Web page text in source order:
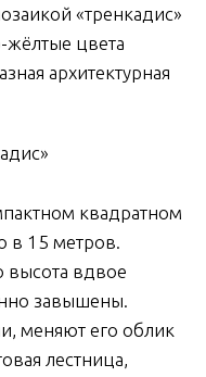
«тренкадис»
жёлтые цвета
архитектурная
квадратном
в 15 метров.
высота вдвое
завышены.
меняют его облик
лестница,